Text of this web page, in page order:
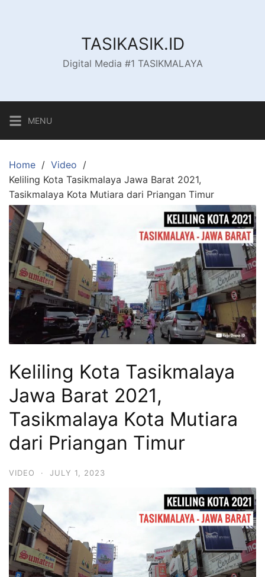
TASIKASIK.ID
Digital Media #1 TASIKMALAYA
MENU
Home
Video
Keliling Kota Tasikmalaya Jawa Barat 2021,
Tasikmalaya Kota Mutiara dari Priangan Timur
Keliling Kota Tasikmalaya
Jawa Barat 2021,
Tasikmalaya Kota Mutiara
dari Priangan Timur
VIDEO · JULY 1, 2023